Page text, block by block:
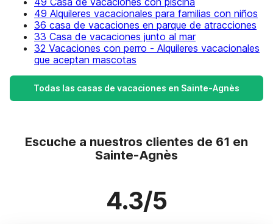
49 Alquileres vacacionales para familias con niños
36 casa de vacaciones en parque de atracciones
33 Casa de vacaciones junto al mar
32 Vacaciones con perro - Alquileres vacacionales
que aceptan mascotas
Todas las casas de vacaciones en Sainte-Agnès
Escuche a nuestros clientes de 61 en
Sainte-Agnès
4.3/5